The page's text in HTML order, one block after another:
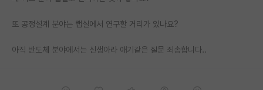
학부 인턴 게시판
취업 게시판
또 공정설계 분야는 랩실에서 연구할 거리가 있나요?
아직 반도체 분야에서는 신생아라 애기같은 질문 죄송합니다..